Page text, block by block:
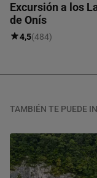
Excursión a los
de Onís
4,5(484)
TAMBIÉN TE PUEDE